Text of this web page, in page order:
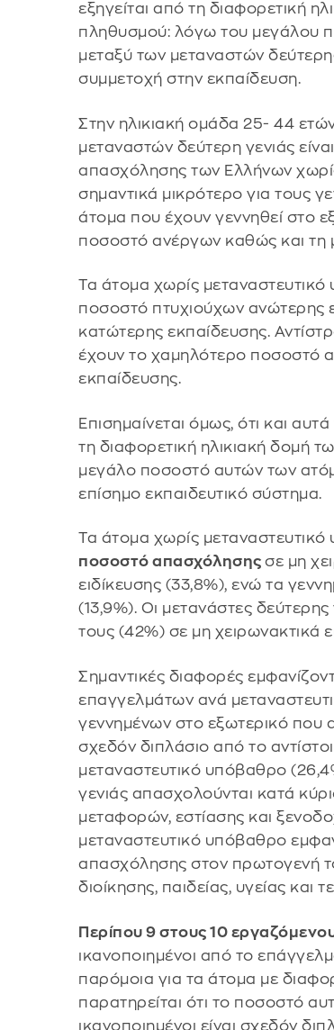
εξηγείται από τη διαφορετική
πληθυσμού: λόγω του μεγάλου
μεταξύ των μεταναστών
συμμετοχή στην εκπαίδευση.
Στην ηλικιακή ομάδα 25- 44
μεταναστών δεύτερη γενιάς
απασχόλησης των Ελλήνων
σημαντικά μικρότερο για τους
άτομα που έχουν γεννηθεί στο
ποσοστό ανέργων καθώς και τη
Τα άτομα χωρίς
ποσοστό πτυχιούχων ανώτερης
κατώτερης εκπαίδευσης.
έχουν το χαμηλότερο ποσοστό
εκπαίδευσης.
Επισημαίνεται όμως, ότι και
τη διαφορετική ηλικιακή δομή
μεγάλο ποσοστό αυτών των
επίσημο εκπαιδευτικό σύστημα.
Τα άτομα χωρίς
ποσοστό απασχόλησηςσε μη
ειδίκευσης (33,8%), ενώ τα
(13,9%). Οι μετανάστες
τους (42%) σε μη χειρωνακτικά
Σημαντικές διαφορές
επαγγελμάτων ανά
γεννημένων στο εξωτερικό που
σχεδόν διπλάσιο από το
μεταναστευτικό υπόβαθρο
γενιάς απασχολούνται κατά
μεταφορών, εστίασης και
μεταναστευτικό υπόβαθρο
απασχόλησης στον πρωτογενή
διοίκησης, παιδείας, υγείας και
Περίπου 9 στους 10
ικανοποιημένοι από το
παρόμοια για τα άτομα με
παρατηρείται ότι το ποσοστό
ικανοποιημένοι είναι σχεδόν